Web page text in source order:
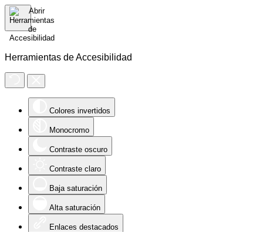
Herramientas de Accesibilidad
Colores invertidos
Monocromo
Contraste oscuro
Contraste claro
Baja saturación
Alta saturación
Enlaces destacados